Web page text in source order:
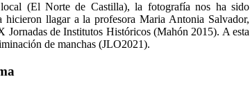
(El Norte de Castilla), la fotografía nos ha sido
hicieron llagar a la profesora Maria Antonia Salvador,
Jornadas de Institutos Históricos (Mahón 2015). A esta
de manchas (JLO2021).